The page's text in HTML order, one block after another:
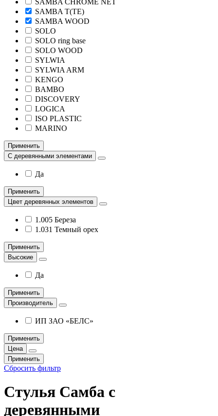
SAMBA CHROME NET
SAMBA T(TE)
SAMBA WOOD
SOLO
SOLO ring base
SOLO WOOD
SYLWIA
SYLWIA ARM
KENGO
BAMBO
DISCOVERY
LOGICA
ISO PLASTIC
MARINO
Применить
С деревянными элементами
Да
Применить
Цвет деревянных элементов
1.005 Береза
1.031 Темный орех
Применить
Высокие
Да
Применить
Производитель
ИП ЗАО «БЕЛС»
Применить
Цена
Применить
Сбросить фильтр
Стулья Самба с
деревянными